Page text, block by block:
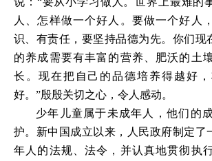
人、怎样做一个好人。要做一个好人
识、有责任，要坚持品德为先。你们现
的养成需要有丰富的营养、肥沃的土
长。现在把自己的品德培养得越好
好。”殷殷关切之心，令人感动。
少年儿童属于未成年人，他们的
护。新中国成立以来，人民政府制定了
年人的法规、法令，并认真地贯彻执